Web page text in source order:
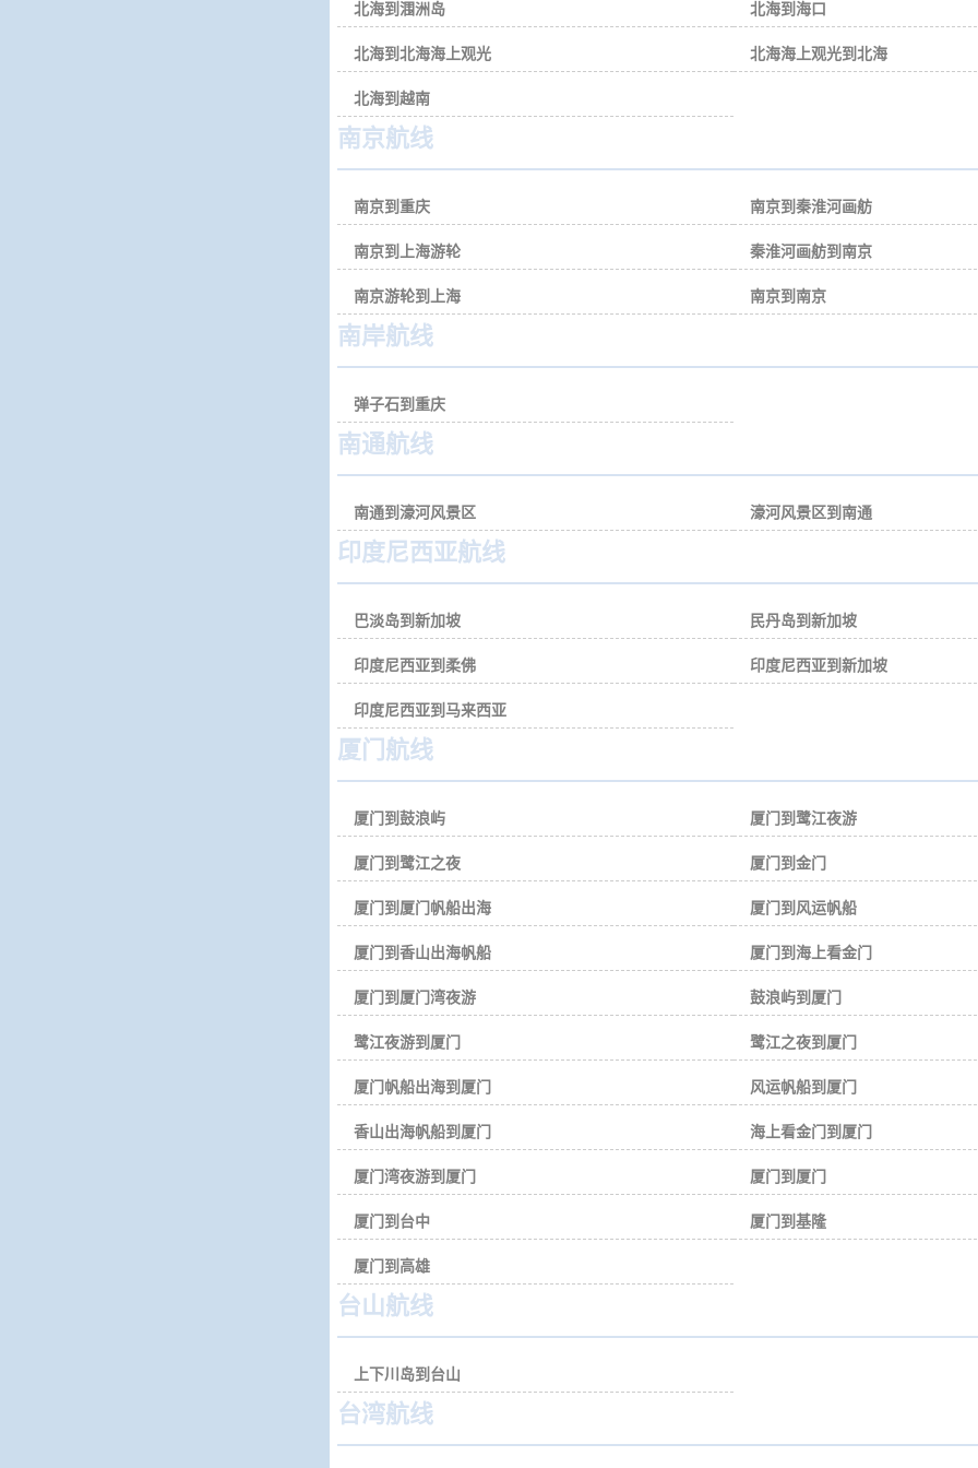
北海到涠洲岛 北海到海口
北海到北海海上观光 北海海上观光到北海
北海到越南
南京航线
南京到重庆 南京到秦淮河画舫
南京到上海游轮 秦淮河画舫到南京
南京游轮到上海 南京到南京
南岸航线
弹子石到重庆
南通航线
南通到濠河风景区 濠河风景区到南通
印度尼西亚航线
巴淡岛到新加坡 民丹岛到新加坡
印度尼西亚到柔佛 印度尼西亚到新加坡
印度尼西亚到马来西亚
厦门航线
厦门到鼓浪屿 厦门到鹭江夜游
厦门到鹭江之夜 厦门到金门
厦门到厦门帆船出海 厦门到风运帆船
厦门到香山出海帆船 厦门到海上看金门
厦门到厦门湾夜游 鼓浪屿到厦门
鹭江夜游到厦门 鹭江之夜到厦门
厦门帆船出海到厦门 风运帆船到厦门
香山出海帆船到厦门 海上看金门到厦门
厦门湾夜游到厦门 厦门到厦门
厦门到台中 厦门到基隆
厦门到高雄
台山航线
上下川岛到台山
台湾航线